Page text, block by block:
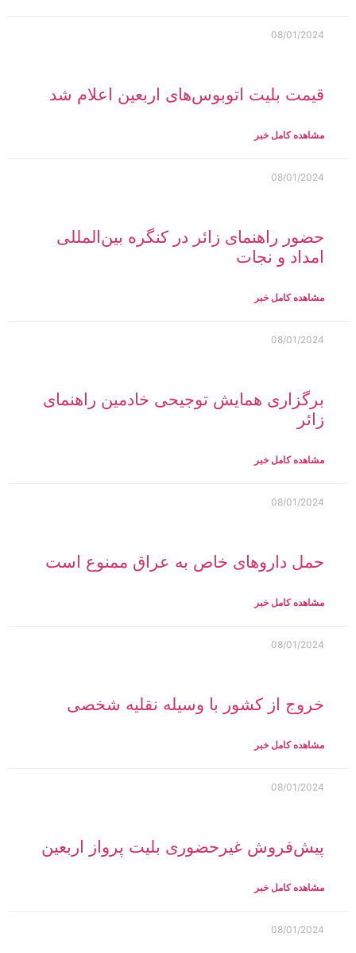
08/01/2024
قیمت بلیت اتوبوس‌های اربعین اعلام شد
مشاهده کامل خبر
08/01/2024
حضور راهنمای زائر در کنگره بین‌المللی
امداد و نجات
مشاهده کامل خبر
08/01/2024
برگزاری همایش توجیحی خادمین راهنمای
زائر
مشاهده کامل خبر
08/01/2024
حمل داروهای خاص به عراق ممنوع است
مشاهده کامل خبر
08/01/2024
خروج از کشور با وسیله نقلیه شخصی
مشاهده کامل خبر
08/01/2024
پیش‌فروش غیرحضوری بلیت پرواز اربعین
مشاهده کامل خبر
08/01/2024